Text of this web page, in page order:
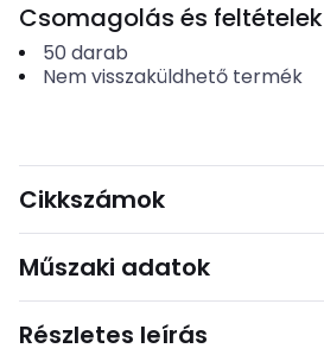
Csomagolás és feltételek
50 darab
Nem visszaküldhető termék
Cikkszámok
Műszaki adatok
Részletes leírás